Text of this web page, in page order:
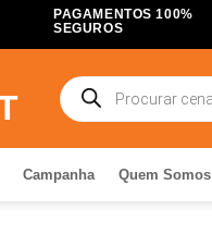
PAGAMENTOS 100%
SEGUROS
Products
search
Campanha Quem Somos